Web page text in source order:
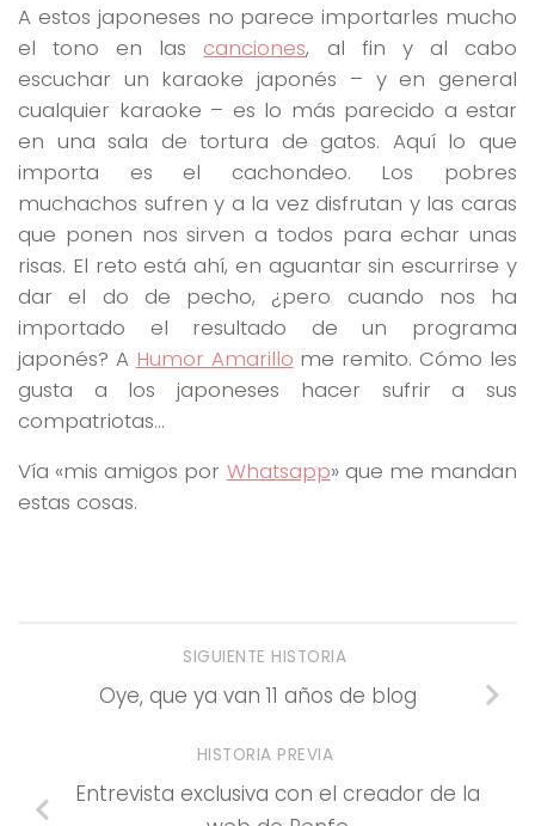
A estos japoneses no parece importarles mucho
el tono en las canciones, al fin y al cabo
escuchar un karaoke japonés – y en general
cualquier karaoke – es lo más parecido a estar
en una sala de tortura de gatos. Aquí lo que
importa es el cachondeo. Los pobres
muchachos sufren y a la vez disfrutan y las caras
que ponen nos sirven a todos para echar unas
risas. El reto está ahí, en aguantar sin escurrirse y
dar el do de pecho, ¿pero cuando nos ha
importado el resultado de un programa
japonés? A Humor Amarillo me remito. Cómo les
gusta a los japoneses hacer sufrir a sus
compatriotas…
Vía «mis amigos por Whatsapp» que me mandan
estas cosas.
SIGUIENTE HISTORIA
Oye, que ya van 11 años de blog
HISTORIA PREVIA
Entrevista exclusiva con el creador de la